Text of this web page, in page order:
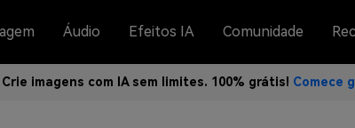
Áudio Efeitos IA Comunidade
Crie imagens com IA sem limites. 100% grátis! Comece